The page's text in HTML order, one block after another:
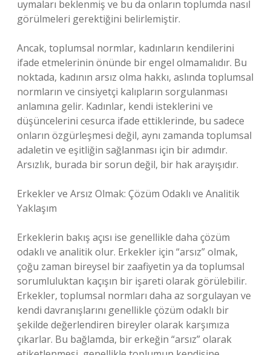
uymaları beklenmiş ve bu da onların toplumda nasıl
görülmeleri gerektiğini belirlemiştir.
Ancak, toplumsal normlar, kadınların kendilerini
ifade etmelerinin önünde bir engel olmamalıdır. Bu
noktada, kadının arsız olma hakkı, aslında toplumsal
normların ve cinsiyetçi kalıpların sorgulanması
anlamına gelir. Kadınlar, kendi isteklerini ve
düşüncelerini cesurca ifade ettiklerinde, bu sadece
onların özgürleşmesi değil, aynı zamanda toplumsal
adaletin ve eşitliğin sağlanması için bir adımdır.
Arsızlık, burada bir sorun değil, bir hak arayışıdır.
Erkekler ve Arsız Olmak: Çözüm Odaklı ve Analitik
Yaklaşım
Erkeklerin bakış açısı ise genellikle daha çözüm
odaklı ve analitik olur. Erkekler için “arsız” olmak,
çoğu zaman bireysel bir zaafiyetin ya da toplumsal
sorumluluktan kaçışın bir işareti olarak görülebilir.
Erkekler, toplumsal normları daha az sorgulayan ve
kendi davranışlarını genellikle çözüm odaklı bir
şekilde değerlendiren bireyler olarak karşımıza
çıkarlar. Bu bağlamda, bir erkeğin “arsız” olarak